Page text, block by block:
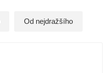
Od nejdražšího